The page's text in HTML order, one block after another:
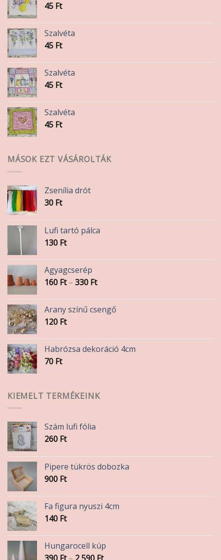
45 Ft
Szalvéta
45 Ft
Szalvéta
45 Ft
Szalvéta
45 Ft
MÁSOK EZT VÁSÁROLTÁK
Zsenília drót
30 Ft
Lufi tartó pálca
130 Ft
Agyagcserép
160 Ft – 330 FtÁrtartomány:
-
330 Ft
Arany színű csengő
120 Ft
Habrózsa dekoráció 4cm
70 Ft
KIEMELT TERMÉKEINK
Szám lufi fólia
260 Ft
Pipere tükrös dobozka
900 Ft
Fa figura nyuszi 4cm
140 Ft
Hungarocell kúp
Ártartomány: